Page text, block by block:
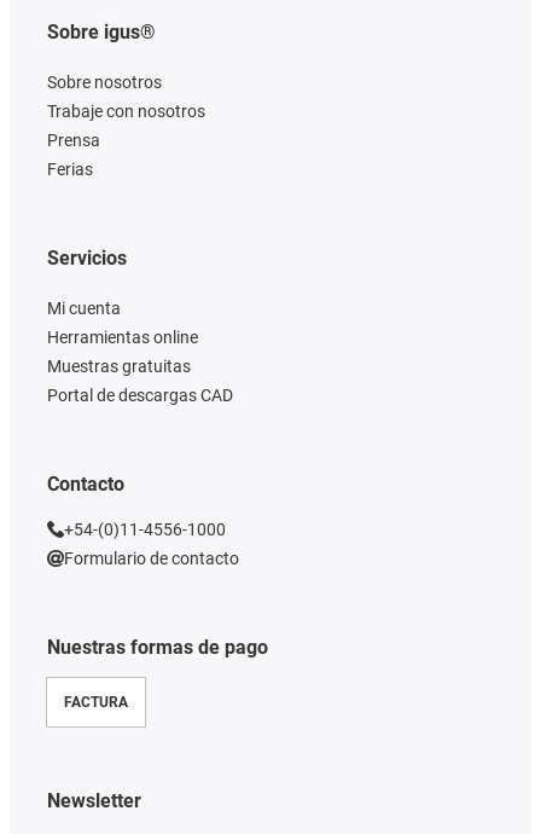
Sobre igus®
Sobre nosotros
Trabaje con nosotros
Prensa
Ferias
Nuestras formas de pago
FACTURA
Servicios
Mi cuenta
Herramientas online
Muestras gratuitas
Portal de descargas CAD
Contacto
+54-(0)11-4556-1000
Formulario de contacto
Newsletter